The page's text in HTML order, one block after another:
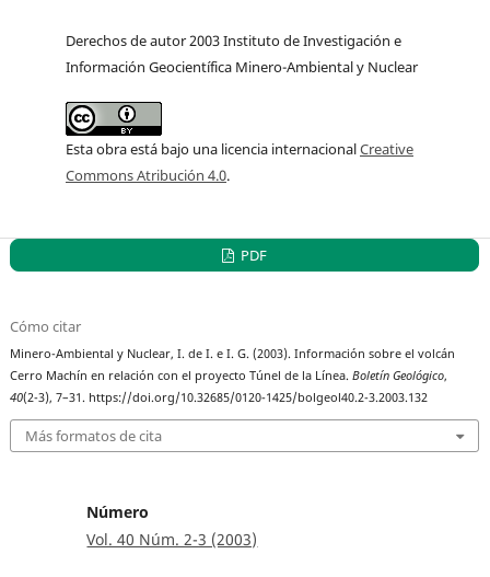
Derechos de autor 2003 Instituto de Investigación e
Información Geocientífica Minero-Ambiental y Nuclear
Esta obra está bajo una licencia internacionalCreative
Commons Atribución 4.0.
PDF
Cómo citar
Minero-Ambiental y Nuclear, I. de I. e I. G. (2003). Información sobre el volcán
Cerro Machín en relación con el proyecto Túnel de la Línea.Boletín Geológico,
40(2-3), 7–31. https://doi.org/10.32685/0120-1425/bolgeol40.2-3.2003.132
Más formatos de cita
Número
Vol. 40 Núm. 2-3 (2003)